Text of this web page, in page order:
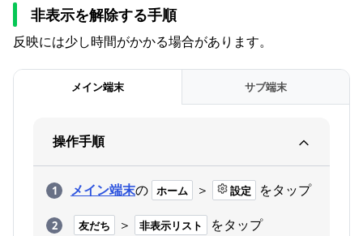
非表示を解除する手順
反映には少し時間がかかる場合があります。
メイン端末 サブ端末
操作手順
メイン端末の ホーム ＞ 設定 をタップ
友だち ＞ 非表示リスト
をタップ